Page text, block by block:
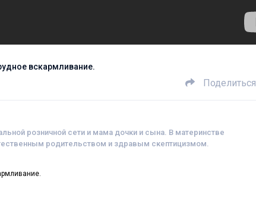
вскармливание.
Поделиться
розничной сети и мама дочки и сына. В материнстве
родительством и здравым скептицизмом.